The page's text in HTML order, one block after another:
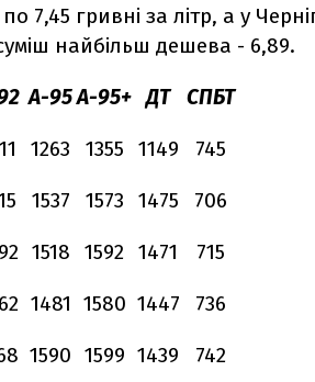
гривні за літр, а у
найбільш дешева - 6,89.
А-95А-95+ ДТ СПБТ
1263 1355 1149 745
1537 1573 1475 706
1518 1592 1471 715
1481 1580 1447 736
1590 1599 1439 742